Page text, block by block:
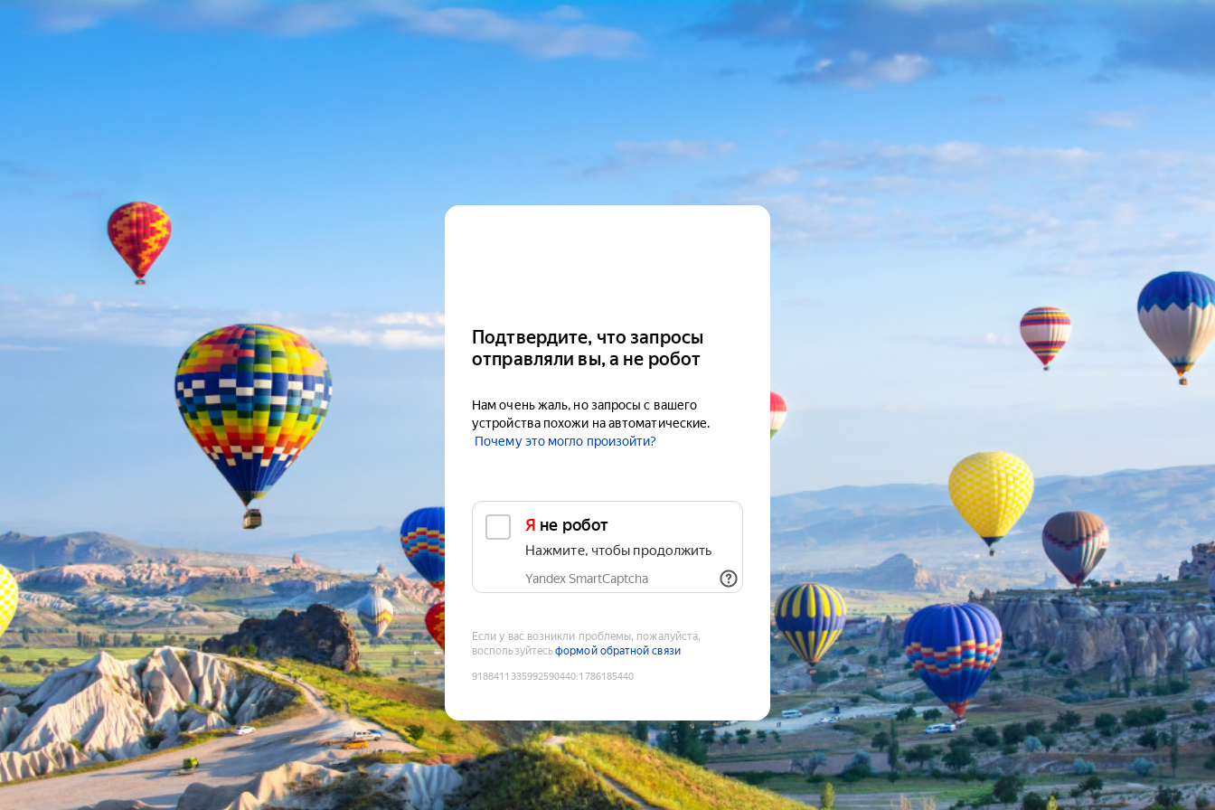
Подтвердите, что запросы
отправляли вы, а не робот
Нам очень жаль, но запросы с вашего
устройства похожи на автоматические.
Почему это могло произойти?
Я не робот
Нажмите, чтобы продолжить
Yandex SmartCaptcha
Если у вас возникли проблемы, пожалуйста,
воспользуйтесьформой обратной связи
9188411335992590440:1786185440